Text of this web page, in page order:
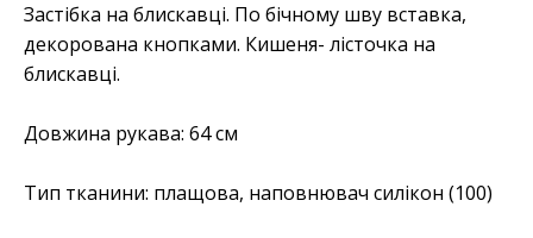
Застібка на блискавці. По бічному шву вставка,
декорована кнопками. Кишеня- лісточка на
блискавці.
Довжина рукава: 64 см
Тип тканини: плащова, наповнювач силікон (100)